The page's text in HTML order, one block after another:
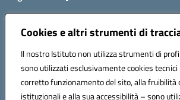
Cookies e altri strumenti di
Il nostro Istituto non utilizza strumenti di
sono utilizzati esclusivamente cookies
corretto funzionamento del sito, alla fruibilità
istituzionali e alla sua accessibilità – sono
Corso Roma, 1 71100 FOGGIA (FG)
Codice meccanografico: FGPM03000E
Mail: FGPM03000E@istruzione.it - PEC:
FGPM03000E@pec.istruzione.it